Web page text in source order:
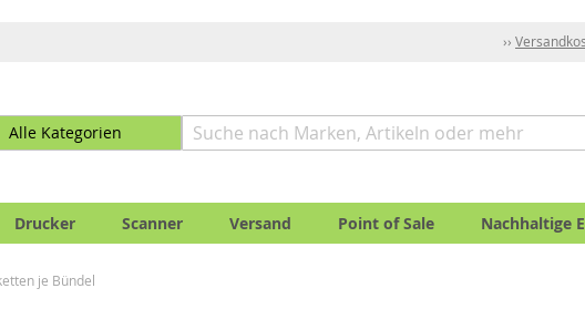
Drucker Scanner Versand Point of Sale Nachhaltige
je Bündel